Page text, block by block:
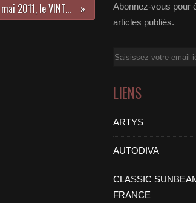
Ce weekend 7 et 8 mai 2011, le VINTAGE REVIVAL à MONTLHERY
Abonnez-vous pour
articles publiés.
Email
LIENS
ARTYS
AUTODIVA
CLASSIC
FRANCE